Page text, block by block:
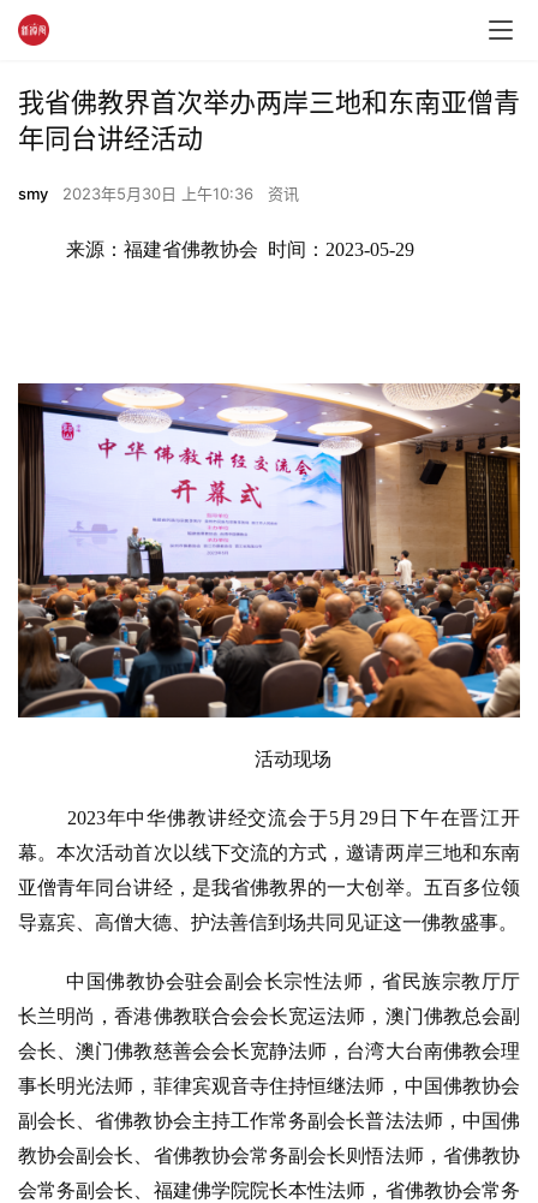
我省佛教界首次举办两岸三地和东南亚僧青
年同台讲经活动
smy 2023年5月30日 上午10:36 资讯
来源：福建省佛教协会  时间：2023-05-29
活动现场
2023年中华佛教讲经交流会于5月29日下午在晋江开
幕。本次活动首次以线下交流的方式，邀请两岸三地和东南
亚僧青年同台讲经，是我省佛教界的一大创举。五百多位领
导嘉宾、高僧大德、护法善信到场共同见证这一佛教盛事。
中国佛教协会驻会副会长宗性法师，省民族宗教厅厅
长兰明尚，香港佛教联合会会长宽运法师，澳门佛教总会副
会长、澳门佛教慈善会会长宽静法师，台湾大台南佛教会理
事长明光法师，菲律宾观音寺住持恒继法师，中国佛教协会
副会长、省佛教协会主持工作常务副会长普法法师，中国佛
教协会副会长、省佛教协会常务副会长则悟法师，省佛教协
会常务副会长、福建佛学院院长本性法师，省佛教协会常务